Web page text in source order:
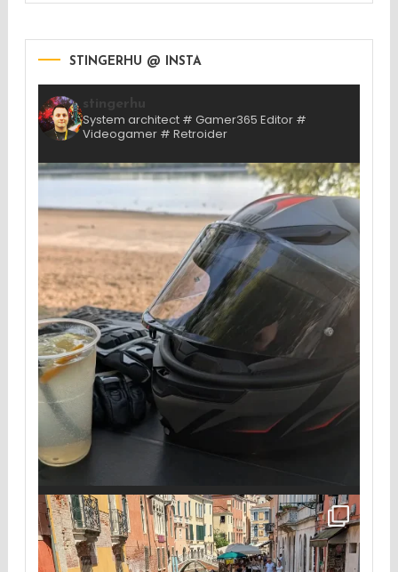
STINGERHU @ INSTA
System architect # Gamer365 Editor #
Videogamer # Retroider